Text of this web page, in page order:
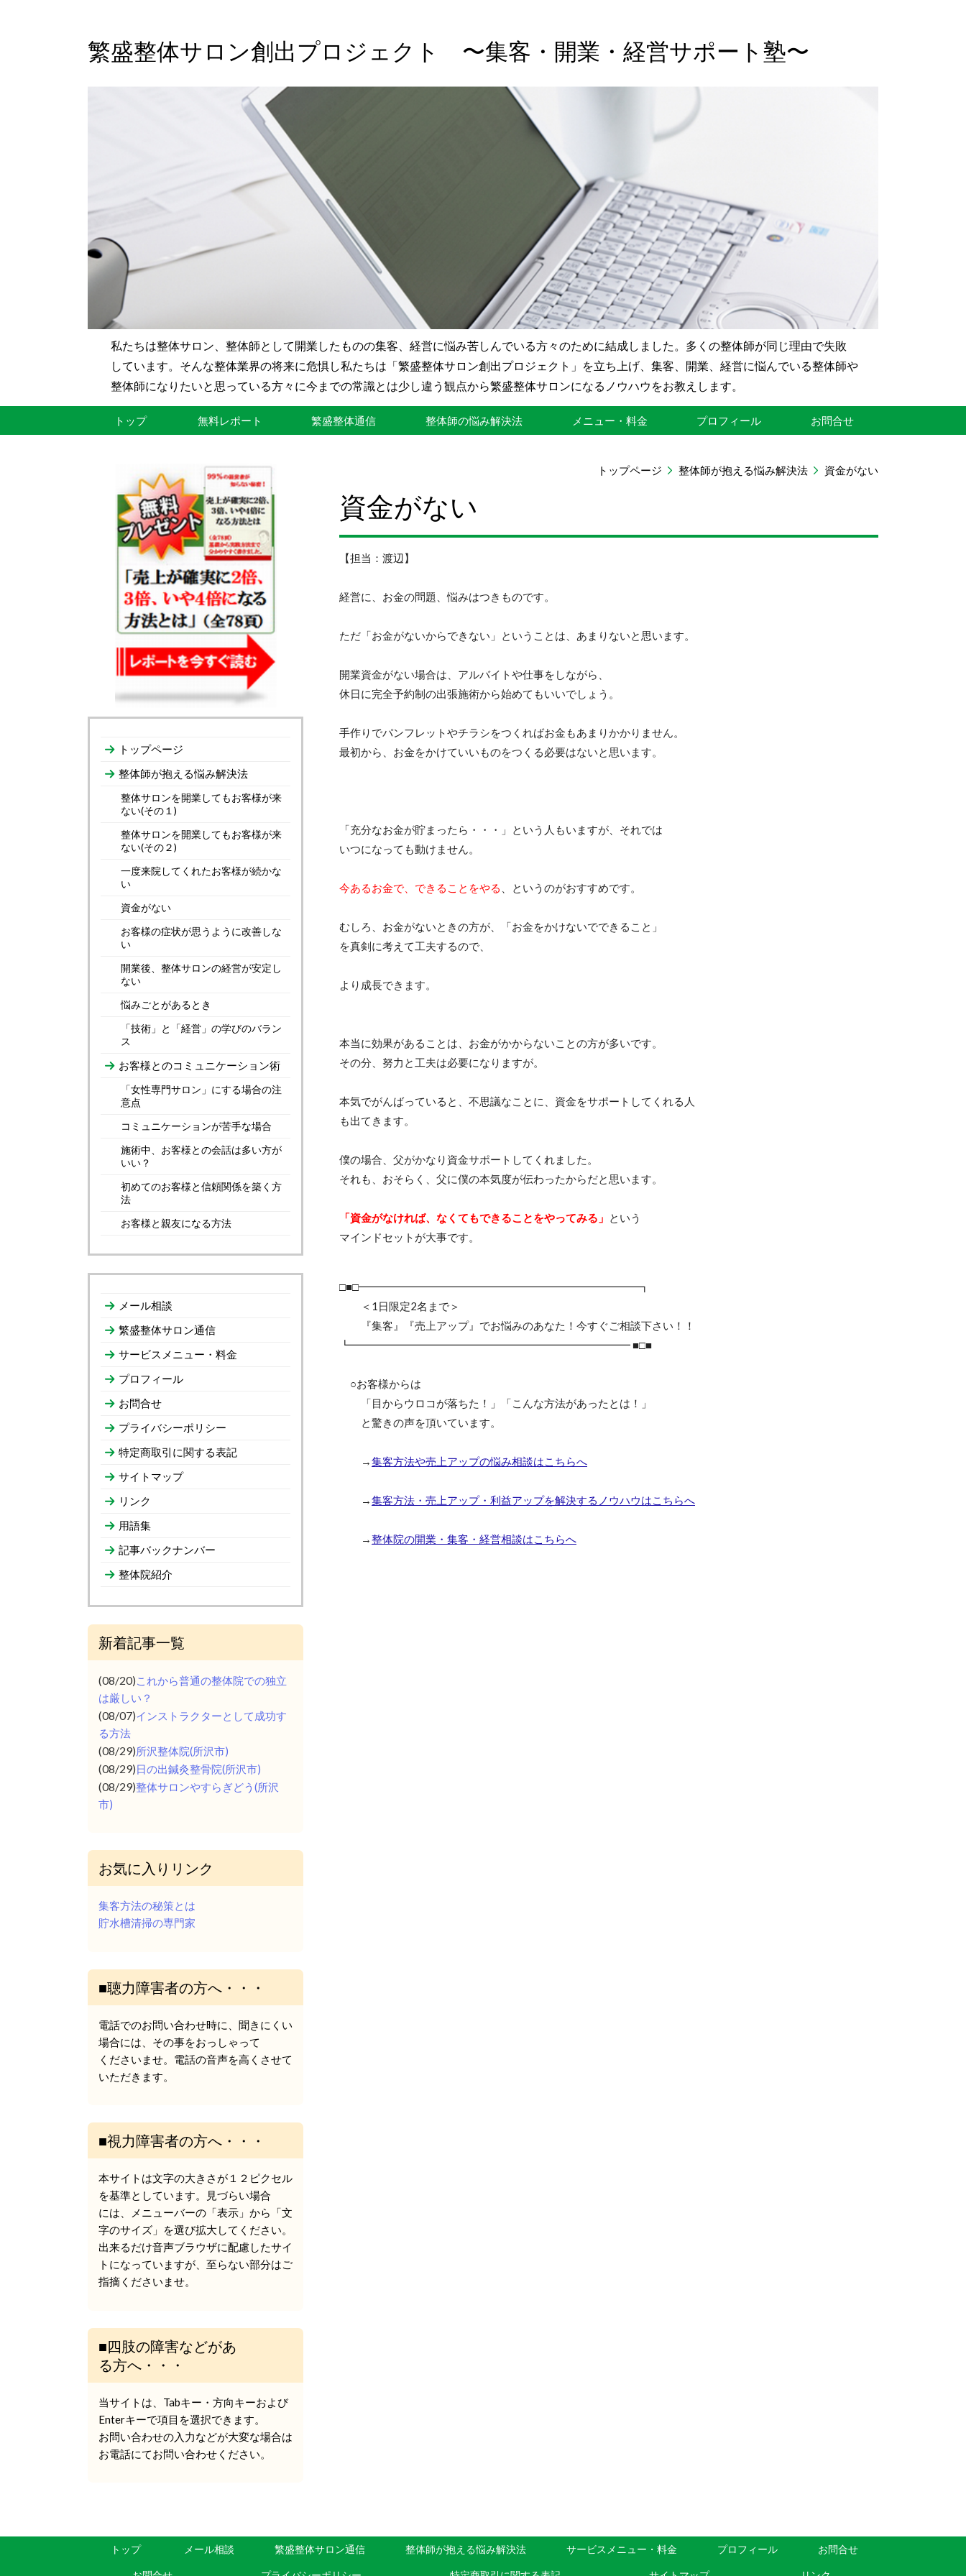
繁盛整体サロン創出プロジェクト 〜集客・開業・経営サポート塾〜
私たちは整体サロン、整体師として開業したものの集客、経営に悩み苦しんでいる方々のために結成しました。多くの整体師が同じ理由で失敗
しています。そんな整体業界の将来に危惧し私たちは「繁盛整体サロン創出プロジェクト」を立ち上げ、集客、開業、経営に悩んでいる整体師や
整体師になりたいと思っている方々に今までの常識とは少し違う観点から繁盛整体サロンになるノウハウをお教えします。
トップ 無料レポート 繁盛整体通信 整体師の悩み解決法 メニュー・料金 プロフィール お問合せ
トップページ 整体師が抱える悩み解決法 資金がない
資金がない
【担当：渡辺】
経営に、お金の問題、悩みはつきものです。
ただ「お金がないからできない」ということは、あまりないと思います。
開業資金がない場合は、アルバイトや仕事をしながら、
休日に完全予約制の出張施術から始めてもいいでしょう。
手作りでパンフレットやチラシをつくればお金もあまりかかりません。
最初から、お金をかけていいものをつくる必要はないと思います。
「充分なお金が貯まったら・・・」という人もいますが、それでは
いつになっても動けません。
今あるお金で、できることをやる 、というのがおすすめです。
むしろ、お金がないときの方が、「お金をかけないでできること」
を真剣に考えて工夫するので、
より成長できます。
本当に効果があることは、お金がかからないことの方が多いです。
その分、努力と工夫は必要になりますが。
本気でがんばっていると、不思議なことに、資金をサポートしてくれる人
も出てきます。
僕の場合、父がかなり資金サポートしてくれました。
それも、おそらく、父に僕の本気度が伝わったからだと思います。
「資金がなければ、なくてもできることをやってみる」 という
マインドセットが大事です。
□■□━━━━━━━━━━━━━━━━━━━━━━━━━━┓
＜1日限定2名まで＞
『集客』『売上アップ』でお悩みのあなた！今すぐご相談下さい！！
┗━━━━━━━━━━━━━━━━━━━━━━━━━━ ■□■
○お客様からは
「目からウロコが落ちた！」「こんな方法があったとは！」
と驚きの声を頂いています。
→集客方法や売上アップの悩み相談はこちらへ
→集客方法・売上アップ・利益アップを解決するノウハウはこちらへ
→整体院の開業・集客・経営相談はこちらへ
トップページ
整体師が抱える悩み解決法
整体サロンを開業してもお客様が来
ない(その１)
整体サロンを開業してもお客様が来
ない(その２)
一度来院してくれたお客様が続かな
い
資金がない
お客様の症状が思うように改善しな
い
開業後、整体サロンの経営が安定し
ない
悩みごとがあるとき
「技術」と「経営」の学びのバラン
ス
お客様とのコミュニケーション術
「女性専門サロン」にする場合の注
意点
コミュニケーションが苦手な場合
施術中、お客様との会話は多い方が
いい？
初めてのお客様と信頼関係を築く方
法
お客様と親友になる方法
メール相談
繁盛整体サロン通信
サービスメニュー・料金
プロフィール
お問合せ
プライバシーポリシー
特定商取引に関する表記
サイトマップ
リンク
用語集
記事バックナンバー
整体院紹介
新着記事一覧
(08/20)これから普通の整体院での独立
は厳しい？
(08/07)インストラクターとして成功す
る方法
(08/29)所沢整体院(所沢市)
(08/29)日の出鍼灸整骨院(所沢市)
(08/29)整体サロンやすらぎどう(所沢
市)
お気に入りリンク
集客方法の秘策とは
貯水槽清掃の専門家
■聴力障害者の方へ・・・
電話でのお問い合わせ時に、聞きにくい
場合には、その事をおっしゃって
くださいませ。電話の音声を高くさせて
いただきます。
■視力障害者の方へ・・・
本サイトは文字の大きさが１２ピクセル
を基準としています。見づらい場合
には、メニューバーの「表示」から「文
字のサイズ」を選び拡大してください。
出来るだけ音声ブラウザに配慮したサイ
トになっていますが、至らない部分はご
指摘くださいませ。
■四肢の障害などがあ
る方へ・・・
当サイトは、Tabキー・方向キーおよび
Enterキーで項目を選択できます。
お問い合わせの入力などが大変な場合は
お電話にてお問い合わせください。
トップ メール相談 繁盛整体サロン通信 整体師が抱える悩み解決法 サービスメニュー・料金 プロフィール お問合せ